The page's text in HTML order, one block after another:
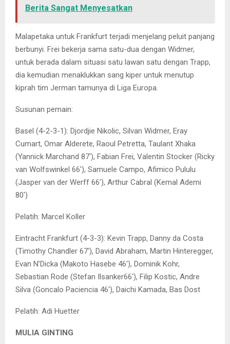
Berita Sangat Menyesatkan
Malapetaka untuk Frankfurt terjadi menjelang peluit panjang
berbunyi. Frei bekerja sama satu-dua dengan Widmer,
untuk berada dalam situasi satu lawan satu dengan Trapp,
dia kemudian menaklukkan sang kiper untuk menutup
kiprah tim Jerman tamunya di Liga Europa.
Susunan pemain:
Basel (4-2-3-1): Djordjie Nikolic, Silvan Widmer, Eray
Cumart, Omar Alderete, Raoul Petretta, Taulant Xhaka
(Yannick Marchand 87′), Fabian Frei, Valentin Stocker (Ricky
van Wolfswinkel 66′), Samuele Campo, Afimico Pululu
(Jasper van der Werff 66′), Arthur Cabral (Kemal Ademi
80′)
Pelatih: Marcel Koller
Eintracht Frankfurt (4-3-3): Kevin Trapp, Danny da Costa
(Timothy Chandler 67′), David Abraham, Martin Hinteregger,
Evan N’Dicka (Makoto Hasebe 46′), Dominik Kohr,
Sebastian Rode (Stefan Ilsanker66′), Filip Kostic, Andre
Silva (Goncalo Paciencia 46′), Daichi Kamada, Bas Dost
Pelatih: Adi Huetter
MULIA GINTING